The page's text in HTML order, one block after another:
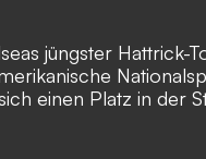
jüngster Hattrick-
einen Platz in der